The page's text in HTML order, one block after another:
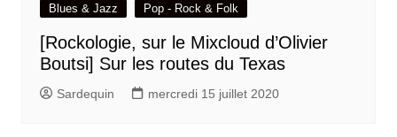
Blues & Jazz Pop - Rock & Folk
[Rockologie, sur le Mixcloud d’Olivier
Boutsi] Sur les routes du Texas
Sardequin mercredi 15 juillet 2020